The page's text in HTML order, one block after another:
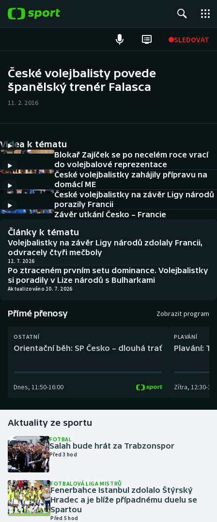
SLEDOVAT
Hokej
Cyklistika
DALŠÍ SPORTY
Americký fotbal
Basketbal
Biatlon
Box
Curling
Florbal
Futsal
Golf
Gymnastika
Házená
Jezdectví
NEPŘEHLÉDNĚTE
Historické návraty
Aplikace ČT sport
České volejbalisty povede
španělský trenér Falasca
11. 2. 2016
Videa k tématu
Blokař Zajíček se po necelém roce vrací
do volejbalové reprezentace
České volejbalistky zahájily přípravu na
domácí ME
České volejbalistky na závěr Ligy národů
porazily Francii
Závěr utkání Česko – Francie
Články k tématu
Volejbalistky na závěr Ligy národů zdolaly Francii,
odvracely čtyři mečboly
12. 7. 2026
Po ztraceném prvním setu dominance. Volejbalistky
si poradily v Lize národů s Bulharkami
Aktualizováno 10. 7. 2026
Přímé přenosy Zobrazit program
OSTATNÍ
Orientační běh: SP Česko – dlouhá trať
Dnes, 11:50-16:00
PLAVÁNÍ
Plavání:
Zítra, 12:30-
Aktuality ze sportu
FOTBAL
Salah bude hrát za Trabzonspor
Před 3 hod
FOTBALOVÁ LIGA MISTRŮ
Fenerbahce Istanbul zdolalo Štýrský
Hradec a je blíže případnému duelu se
Spartou
Před 5 hod